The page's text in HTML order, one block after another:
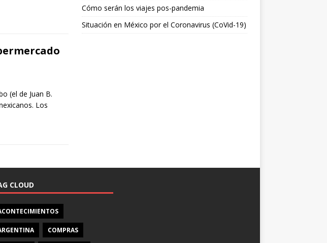
(el de Juan B.
Los
Cómo serán los viajes pos-pandemia
Situación en México por el Coronavirus (CoVid-19)
CLOUD
COMPRAS